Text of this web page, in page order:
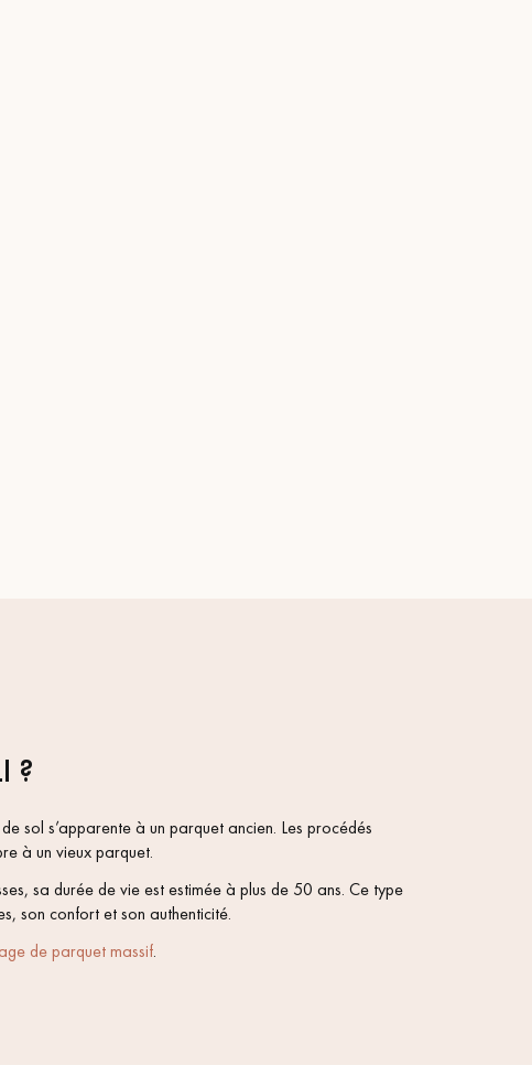
?
sol s’apparente à un parquet ancien. Les procédés
à un vieux parquet.
sa durée de vie est estimée à plus de 50 ans. Ce type
son confort et son authenticité.
de parquet massif.